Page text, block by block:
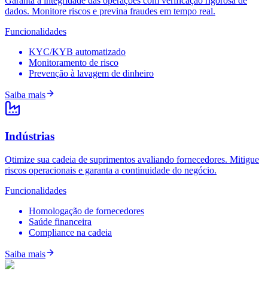
dados. Monitore riscos e previna fraudes em tempo real.
Funcionalidades
KYC/KYB automatizado
Monitoramento de risco
Prevenção à lavagem de dinheiro
Saiba mais
Indústrias
Otimize sua cadeia de suprimentos avaliando fornecedores. Mitigue
riscos operacionais e garanta a continuidade do negócio.
Funcionalidades
Homologação de fornecedores
Saúde financeira
Compliance na cadeia
Saiba mais